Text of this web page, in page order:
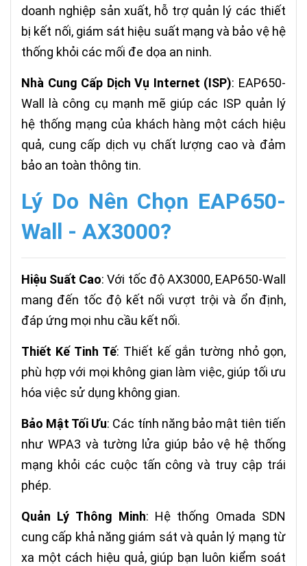
doanh nghiệp sản xuất, hỗ trợ quản lý các thiết
bị kết nối, giám sát hiệu suất mạng và bảo vệ hệ
thống khỏi các mối đe dọa an ninh.
Nhà Cung Cấp Dịch Vụ Internet (ISP): EAP650-
Wall là công cụ mạnh mẽ giúp các ISP quản lý
hệ thống mạng của khách hàng một cách hiệu
quả, cung cấp dịch vụ chất lượng cao và đảm
bảo an toàn thông tin.
Lý Do Nên Chọn EAP650-
Wall - AX3000?
Hiệu Suất Cao: Với tốc độ AX3000, EAP650-Wall
mang đến tốc độ kết nối vượt trội và ổn định,
đáp ứng mọi nhu cầu kết nối.
Thiết Kế Tinh Tế: Thiết kế gắn tường nhỏ gọn,
phù hợp với mọi không gian làm việc, giúp tối ưu
hóa việc sử dụng không gian.
Bảo Mật Tối Ưu: Các tính năng bảo mật tiên tiến
như WPA3 và tường lửa giúp bảo vệ hệ thống
mạng khỏi các cuộc tấn công và truy cập trái
phép.
Quản Lý Thông Minh: Hệ thống Omada SDN
cung cấp khả năng giám sát và quản lý mạng từ
xa một cách hiệu quả, giúp bạn luôn kiểm soát